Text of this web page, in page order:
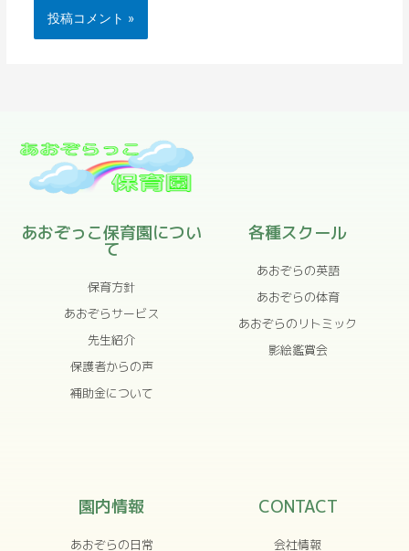
あおぞっこ保育園につい
て
保育方針
あおぞらサービス
先生紹介
保護者からの声
補助金について
各種スクール
あおぞらの英語
あおぞらの体育
あおぞらのリトミック
影絵鑑賞会
園内情報
あおぞらの日常
CONTACT
会社情報